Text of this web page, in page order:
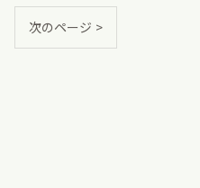
次のページ >